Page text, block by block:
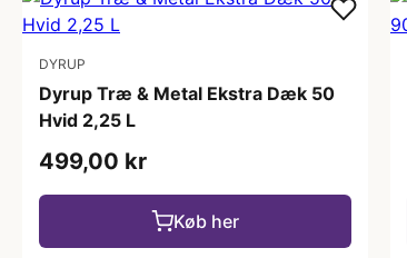
DYRUP
Dyrup Træ & Metal Ekstra Dæk 50
Hvid 2,25 L
499,00 kr
Køb her